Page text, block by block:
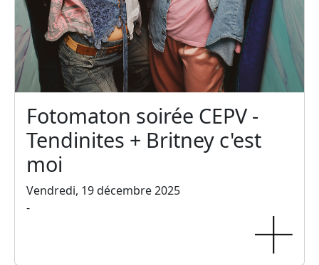
Fotomaton soirée CEPV -
Tendinites + Britney c'est
moi
Vendredi, 19 décembre 2025
-